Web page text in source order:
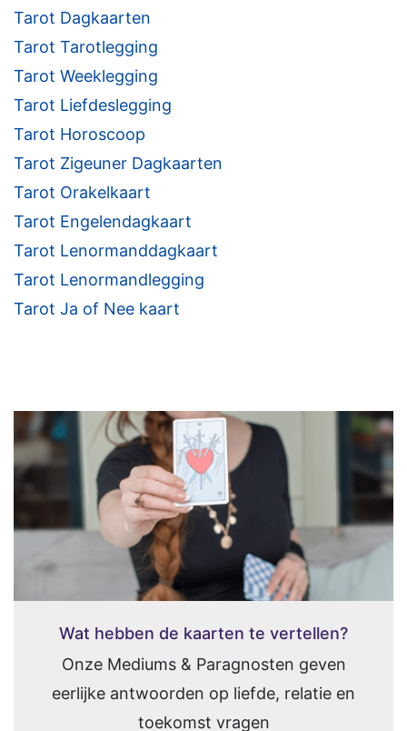
Tarot Dagkaarten
Tarot Tarotlegging
Tarot Weeklegging
Tarot Liefdeslegging
Tarot Horoscoop
Tarot Zigeuner Dagkaarten
Tarot Orakelkaart
Tarot Engelendagkaart
Tarot Lenormanddagkaart
Tarot Lenormandlegging
Tarot Ja of Nee kaart
Wat hebben de kaarten te vertellen?
Onze Mediums & Paragnosten geven
eerlijke antwoorden op liefde, relatie en
toekomst vragen